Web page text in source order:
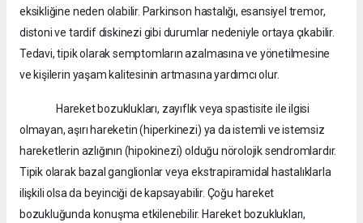
eksikliğine neden olabilir. Parkinson hastalığı, esansiyel tremor,
distoni ve tardif diskinezi gibi durumlar nedeniyle ortaya çıkabilir.
Tedavi, tipik olarak semptomların azalmasına ve yönetilmesine
ve kişilerin yaşam kalitesinin artmasına yardımcı olur.
Hareket bozuklukları, zayıflık veya spastisite ile ilgisi
olmayan, aşırı hareketin (hiperkinezi) ya da istemli ve istemsiz
hareketlerin azlığının (hipokinezi) olduğu nörolojik sendromlardır.
Tipik olarak bazal ganglionlar veya ekstrapiramidal hastalıklarla
ilişkili olsa da beyinciği de kapsayabilir. Çoğu hareket
bozukluğunda konuşma etkilenebilir. Hareket bozuklukları,